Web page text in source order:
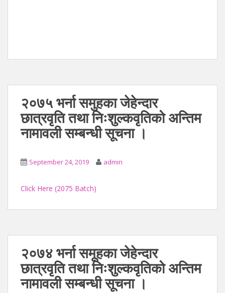
२०७५ भर्ना समुहका जेहेन्दार
छात्रवृति तथा निःशुल्कवृतिको अन्तिम
नामावली सम्बन्धी सूचना ।
September 24, 2019 admin
Click Here (2075 Batch)
२०७४ भर्ना समूहका जेहेन्दार
छात्रवृति तथा निःशुल्कवृतिको अन्तिम
नामावली सम्बन्धी सूचना ।